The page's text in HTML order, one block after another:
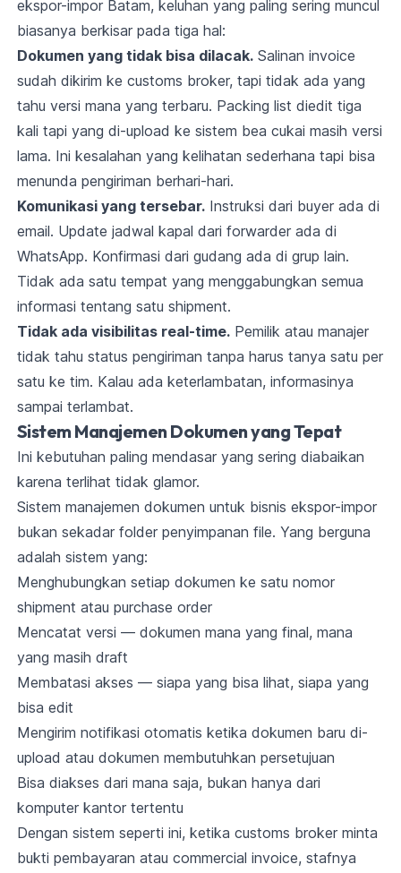
ekspor-impor Batam, keluhan yang paling sering muncul
biasanya berkisar pada tiga hal:
Dokumen yang tidak bisa dilacak.Salinan invoice
sudah dikirim ke customs broker, tapi tidak ada yang
tahu versi mana yang terbaru. Packing list diedit tiga
kali tapi yang di-upload ke sistem bea cukai masih versi
lama. Ini kesalahan yang kelihatan sederhana tapi bisa
menunda pengiriman berhari-hari.
Komunikasi yang tersebar.Instruksi dari buyer ada di
email. Update jadwal kapal dari forwarder ada di
WhatsApp. Konfirmasi dari gudang ada di grup lain.
Tidak ada satu tempat yang menggabungkan semua
informasi tentang satu shipment.
Tidak ada visibilitas real-time.Pemilik atau manajer
tidak tahu status pengiriman tanpa harus tanya satu per
satu ke tim. Kalau ada keterlambatan, informasinya
sampai terlambat.
Sistem Manajemen Dokumen yang Tepat
Ini kebutuhan paling mendasar yang sering diabaikan
karena terlihat tidak glamor.
Sistem manajemen dokumen untuk bisnis ekspor-impor
bukan sekadar folder penyimpanan file. Yang berguna
adalah sistem yang:
Menghubungkan setiap dokumen ke satu nomor
shipment atau purchase order
Mencatat versi — dokumen mana yang final, mana
yang masih draft
Membatasi akses — siapa yang bisa lihat, siapa yang
bisa edit
Mengirim notifikasi otomatis ketika dokumen baru di-
upload atau dokumen membutuhkan persetujuan
Bisa diakses dari mana saja, bukan hanya dari
komputer kantor tertentu
Dengan sistem seperti ini, ketika customs broker minta
bukti pembayaran atau commercial invoice, stafnya